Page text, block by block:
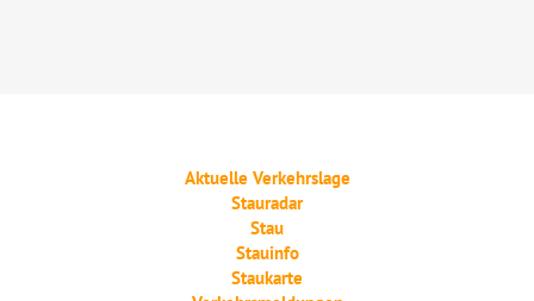
Aktuelle Verkehrslage
Stauradar
Stau
Stauinfo
Staukarte